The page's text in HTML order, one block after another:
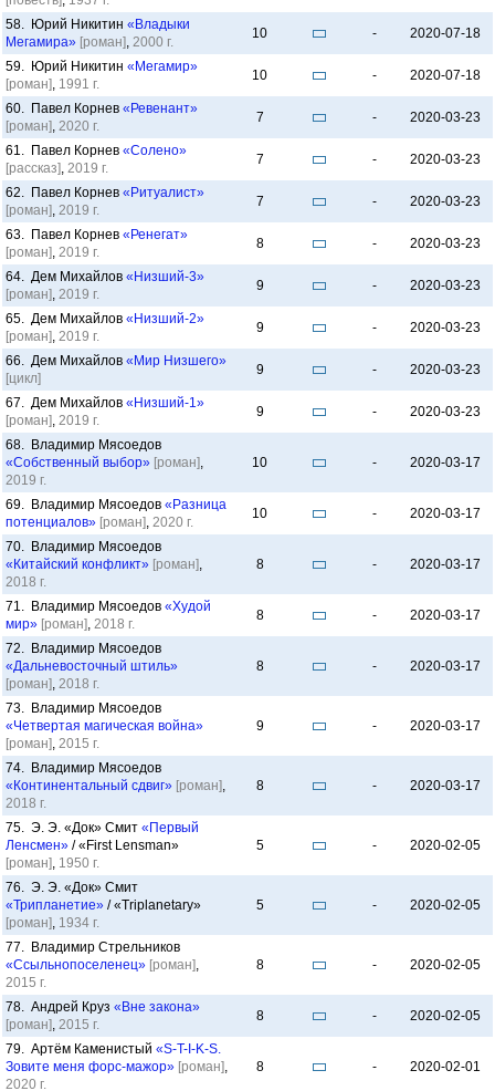
58. Юрий Никитин «Владыки
Мегамира» [роман], 2000 г.
10 - 2020-07-18
59. Юрий Никитин «Мегамир»
[роман], 1991 г.
10 - 2020-07-18
60. Павел Корнев «Ревенант»
[роман], 2020 г.
7 - 2020-03-23
61. Павел Корнев «Солено»
[рассказ], 2019 г.
7 - 2020-03-23
62. Павел Корнев «Ритуалист»
[роман], 2019 г.
7 - 2020-03-23
63. Павел Корнев «Ренегат»
[роман], 2019 г.
8 - 2020-03-23
64. Дем Михайлов «Низший-3»
[роман], 2019 г.
9 - 2020-03-23
65. Дем Михайлов «Низший-2»
[роман], 2019 г.
9 - 2020-03-23
66. Дем Михайлов «Мир Низшего»
[цикл]
9 - 2020-03-23
67. Дем Михайлов «Низший-1»
[роман], 2019 г.
9 - 2020-03-23
68. Владимир Мясоедов
«Собственный выбор» [роман],
2019 г.
10 - 2020-03-17
69. Владимир Мясоедов «Разница
потенциалов» [роман], 2020 г.
10 - 2020-03-17
70. Владимир Мясоедов
«Китайский конфликт» [роман],
2018 г.
8 - 2020-03-17
71. Владимир Мясоедов «Худой
мир» [роман], 2018 г.
8 - 2020-03-17
72. Владимир Мясоедов
«Дальневосточный штиль»
[роман], 2018 г.
8 - 2020-03-17
73. Владимир Мясоедов
«Четвертая магическая война»
[роман], 2015 г.
9 - 2020-03-17
74. Владимир Мясоедов
«Континентальный сдвиг» [роман],
2018 г.
8 - 2020-03-17
75. Э. Э. «Док» Смит «Первый
Ленсмен» / «First Lensman»
[роман], 1950 г.
5 - 2020-02-05
76. Э. Э. «Док» Смит
«Трипланетие» / «Triplanetary»
[роман], 1934 г.
5 - 2020-02-05
77. Владимир Стрельников
«Ссыльнопоселенец» [роман],
2015 г.
8 - 2020-02-05
78. Андрей Круз «Вне закона»
[роман], 2015 г.
8 - 2020-02-05
79. Артём Каменистый «S-T-I-K-S.
Зовите меня форс-мажор» [роман],
2020 г.
8 - 2020-02-01